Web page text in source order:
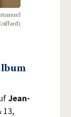
Jean-
13,